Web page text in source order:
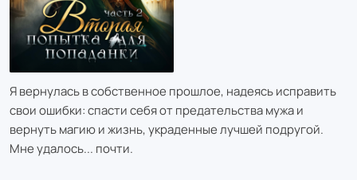
Я вернулась в собственное прошлое, надеясь исправить
свои ошибки: спасти себя от предательства мужа и
вернуть магию и жизнь, украденные лучшей подругой.
Мне удалось... почти.